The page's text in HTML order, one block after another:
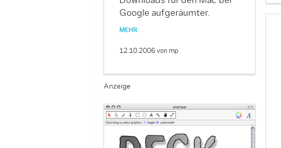
Google aufgeräumter.
MEHR
12.10.2006 von mp
Anzeige